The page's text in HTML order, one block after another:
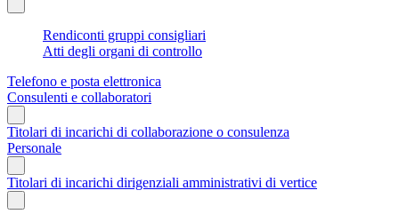
Rendiconti gruppi consigliari
Atti degli organi di controllo
Telefono e posta elettronica
Consulenti e collaboratori
Titolari di incarichi di collaborazione o consulenza
Personale
Titolari di incarichi dirigenziali amministrativi di vertice